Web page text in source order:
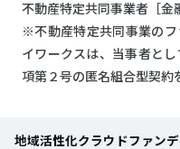
不動産特定共同事業者［金
※不動産特定共同事業のフ
イワークスは、当事者と
項第２号の匿名組合型契約
地域活性化クラウドファンデ